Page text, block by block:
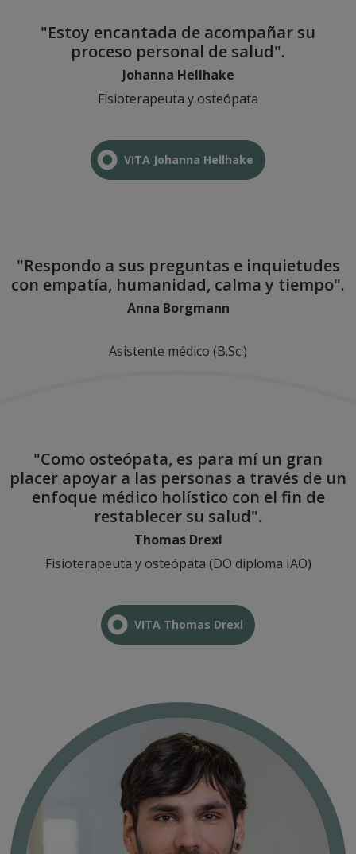
"Estoy encantada de acompañar su
proceso personal de salud".
Johanna Hellhake
Fisioterapeuta y osteópata
VITA Johanna Hellhake
"Respondo a sus preguntas e inquietudes
con empatía, humanidad, calma y tiempo".
Anna Borgmann
Asistente médico (B.Sc.)
"Como osteópata, es para mí un gran
placer apoyar a las personas a través de un
enfoque médico holístico con el fin de
restablecer su salud".
Thomas Drexl
Fisioterapeuta y osteópata (DO diploma IAO)
VITA Thomas Drexl